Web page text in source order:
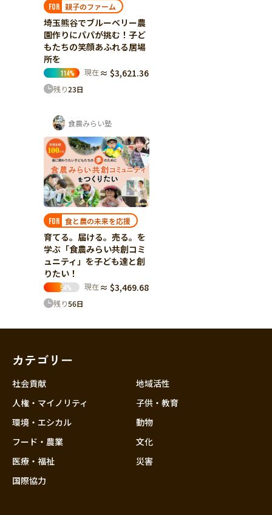
FOR 親子のファーム
埼玉熊谷でブルーベリー農
園作りにパパが挑む！子ど
もたちの笑顔あふれる居場
所を
114% 現在 ≈ $3,621.36
残り23日
食農みらい塾
FOR 食と農の未来を応援
育てる。届ける。売る。を
学ぶ「食農みらい共創コミ
ュニティ」を子ども達と創
りたい！
54% 現在 ≈ $3,469.68
残り56日
カテゴリー
社会貢献
人権・マイノリティ
環境・エシカル
フード・農業
医療・福祉
国際協力
地域活性
子供・教育
動物
文化
災害